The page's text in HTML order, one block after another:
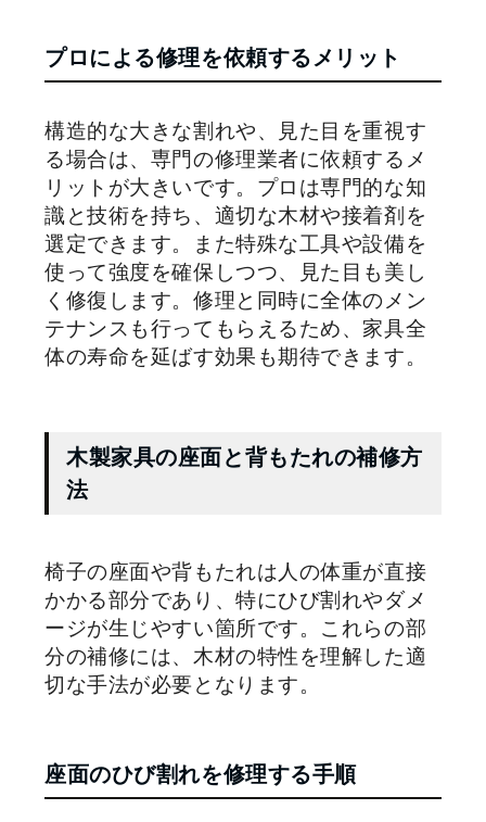
プロによる修理を依頼するメリット
構造的な大きな割れや、見た目を重視す
る場合は、専門の修理業者に依頼するメ
リットが大きいです。プロは専門的な知
識と技術を持ち、適切な木材や接着剤を
選定できます。また特殊な工具や設備を
使って強度を確保しつつ、見た目も美し
く修復します。修理と同時に全体のメン
テナンスも行ってもらえるため、家具全
体の寿命を延ばす効果も期待できます。
木製家具の座面と背もたれの補修方
法
椅子の座面や背もたれは人の体重が直接
かかる部分であり、特にひび割れやダメ
ージが生じやすい箇所です。これらの部
分の補修には、木材の特性を理解した適
切な手法が必要となります。
座面のひび割れを修理する手順